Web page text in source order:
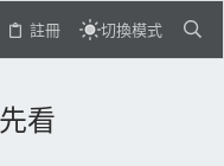
註冊 切換模式
看